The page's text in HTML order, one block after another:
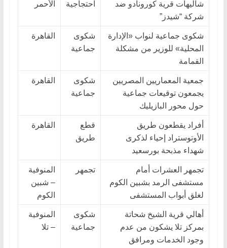
شاليهات قرية كورونادو ضد
شركة “شيدز”
احتجاجية
الأحمر
شكوى جماعية لنواب «الإدارة
المحلية» للوزير من مشكلة
القمامة
شكوى
جماعية
القاهرة
جمعية المعماريين المصريين
يجمعون توقيعات جماعية
حول محور البازيليك
شكوى
جماعية
القاهرة
أفراد يقطعون طريق
الأوتوستراد إحياء لذكرى
شهداء مذبحة بورسعيد
قطع
طريق
القاهرة
تجمهر العشرات أمام
مستشفى الرمد بشبين الكوم
لغلق أبواب المستشفى
تجمهر
المنوفية
– شبين
الكوم
أهالي قرية الشيخ شحاتة
بمركز تلا يشكون من عدم
وجود الخدمات ومرافق
شكوى
جماعية
المنوفية
– تلا